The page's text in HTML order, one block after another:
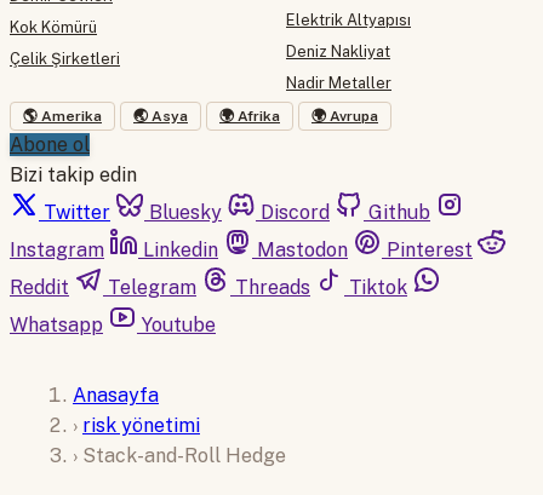
Kok Kömürü
Çelik Şirketleri
Elektrik Altyapısı
Deniz Nakliyat
Nadir Metaller
🌎 Amerika 🌏 Asya 🌍 Afrika 🌍 Avrupa
Abone ol
Bizi takip edin
Twitter
Bluesky Discord
Github
Instagram
Linkedin Mastodon
Pinterest
Reddit
Telegram Threads
Tiktok
Whatsapp
Youtube
Anasayfa
› risk yönetimi
› Stack-and-Roll Hedge